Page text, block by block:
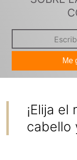
Me
¡Elija
cabello